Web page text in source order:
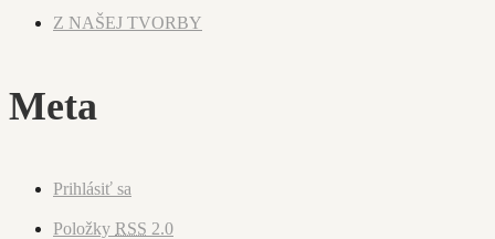
Z NAŠEJ TVORBY
Meta
Prihlásiť sa
Položky RSS 2.0